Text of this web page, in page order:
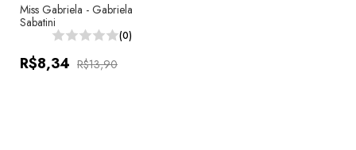
Miss Gabriela - Gabriela
Sabatini
(0)
R$8,34 R$13,90